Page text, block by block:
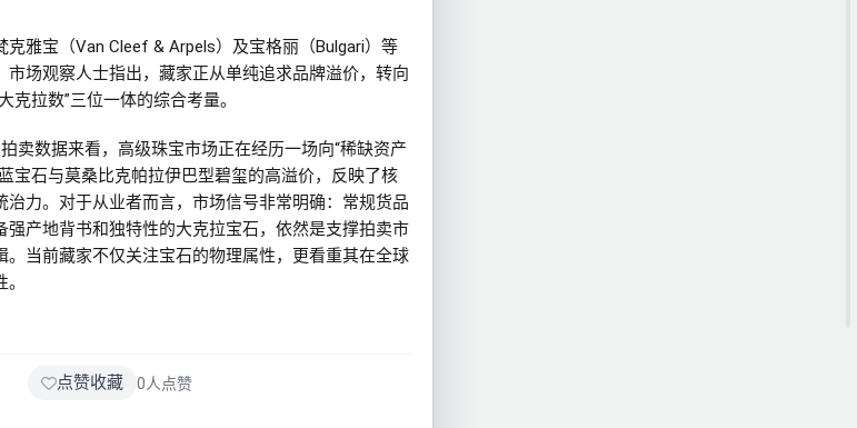
克雅宝（Van Cleef & Arpels）及宝格丽（Bulgari）等
市场观察人士指出，藏家正从单纯追求品牌溢价，转向
克拉数”三位一体的综合考量。
卖数据来看，高级珠宝市场正在经历一场向“稀缺资产
宝石与莫桑比克帕拉伊巴型碧玺的高溢价，反映了核
治力。对于从业者而言，市场信号非常明确：常规货品
强产地背书和独特性的大克拉宝石，依然是支撑拍卖市
。当前藏家不仅关注宝石的物理属性，更看重其在全球
点赞收藏 0人点赞